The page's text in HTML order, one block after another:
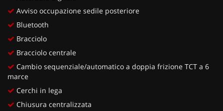
Avviso occupazione sedile posteriore
Bluetooth
Bracciolo
Bracciolo centrale
Cambio sequenziale/automatico a doppia frizione TCT a 6
marce
Cerchi in lega
Chiusura centralizzata